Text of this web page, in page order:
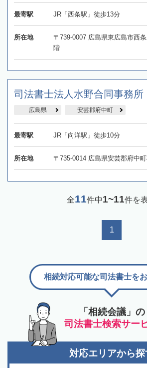
最寄駅 JR「西条駅」徒歩13分
所在地
〒739-0007 広島県東広島市西
階
司法書士法人水野合同事務所
広島県 安芸郡府中町
最寄駅 JR「向洋駅」徒歩10分
所在地 〒735-0014 広島県安芸郡府中
全11件中1~11件を
1
「相続会議」の
司法書士検索サー
相続対応可能な司法書士を
対応エリアから探